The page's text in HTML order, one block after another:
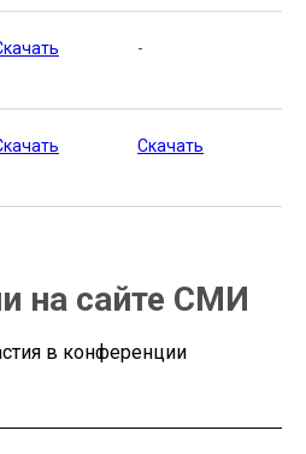
-
Скачать
на сайте СМИ
в конференции